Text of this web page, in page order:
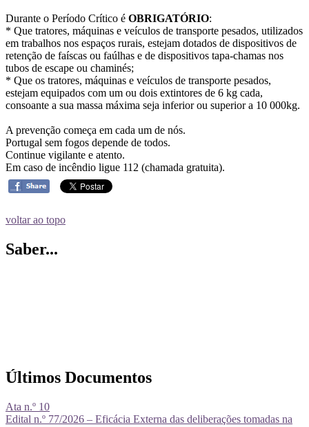
Durante o Período Crítico é OBRIGATÓRIO:
* Que tratores, máquinas e veículos de transporte pesados, utilizados
em trabalhos nos espaços rurais, estejam dotados de dispositivos de
retenção de faíscas ou faúlhas e de dispositivos tapa-chamas nos
tubos de escape ou chaminés;
* Que os tratores, máquinas e veículos de transporte pesados,
estejam equipados com um ou dois extintores de 6 kg cada,
consoante a sua massa máxima seja inferior ou superior a 10 000kg.
A prevenção começa em cada um de nós.
Portugal sem fogos depende de todos.
Continue vigilante e atento.
Em caso de incêndio ligue 112 (chamada gratuita).
voltar ao topo
Saber...
Últimos Documentos
Ata n.º 10
Edital n.º 77/2026 – Eficácia Externa das deliberações tomadas na